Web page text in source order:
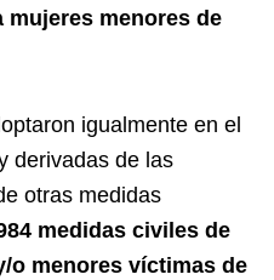
menores de
igualmente en el
derivadas de las
otras medidas
medidas civiles de
o menores víctimas de